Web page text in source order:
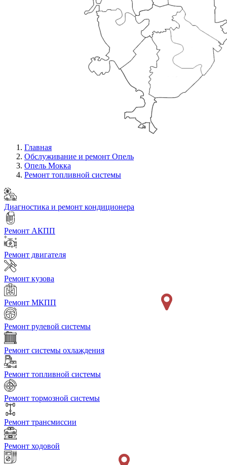
Главная
Обслуживание и ремонт Опель
Опель Мокка
Ремонт топливной системы
Диагностика и ремонт кондиционера
Ремонт АКПП
Ремонт двигателя
Ремонт кузова
Ремонт МКПП
Ремонт рулевой системы
Ремонт системы охлаждения
Ремонт топливной системы
Ремонт тормозной системы
Ремонт трансмиссии
Ремонт ходовой